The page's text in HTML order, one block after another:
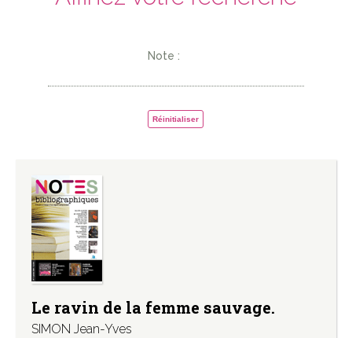
Note :
Réinitialiser
Le ravin de la femme sauvage.
SIMON Jean-Yves